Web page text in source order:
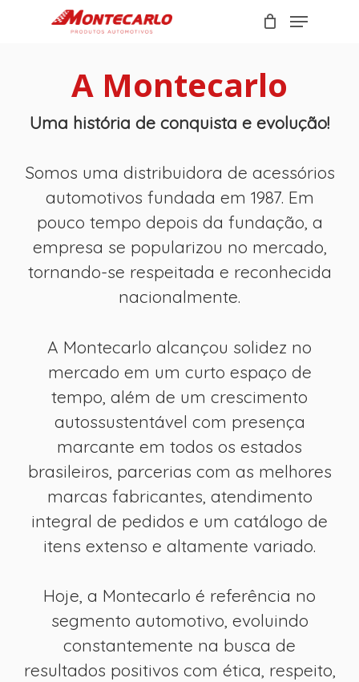
Menu
Carrinho
A Montecarlo
Uma história de conquista e evolução!
Somos uma distribuidora de acessórios
automotivos fundada em 1987. Em
pouco tempo depois da fundação, a
empresa se popularizou no mercado,
tornando-se respeitada e reconhecida
nacionalmente.
A Montecarlo alcançou solidez no
mercado em um curto espaço de
tempo, além de um crescimento
autossustentável com presença
marcante em todos os estados
brasileiros, parcerias com as melhores
marcas fabricantes, atendimento
integral de pedidos e um catálogo de
itens extenso e altamente variado.
Hoje, a Montecarlo é referência no
segmento automotivo, evoluindo
constantemente na busca de
resultados positivos com ética, respeito,